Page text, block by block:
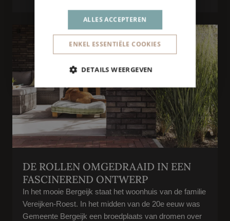
DE ROLLEN OMGEDRAAID IN EEN
FASCINEREND ONTWERP
In het mooie Bergeijk staat het woonhuis van de familie
Vereijken-Roest. In het midden van de 20e eeuw was
Gemeente Bergeijk een broedplaats van dromen over
ALLES ACCEPTEREN
ENKEL ESSENTIËLE COOKIES
DETAILS WEERGEVEN